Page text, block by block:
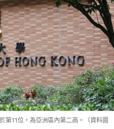
第11位，為亞洲區內第二高。（資料圖